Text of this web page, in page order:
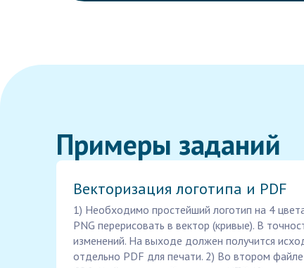
Примеры заданий
Векторизация логотипа и PDF
1) Необходимо простейший логотип на 4
PNG перерисовать в вектор (кривые). В
изменений. На выходе должен получится
отдельно PDF для печати. 2) Во втором